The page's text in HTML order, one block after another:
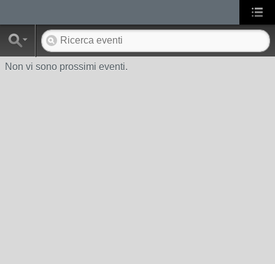
Non vi sono prossimi eventi.